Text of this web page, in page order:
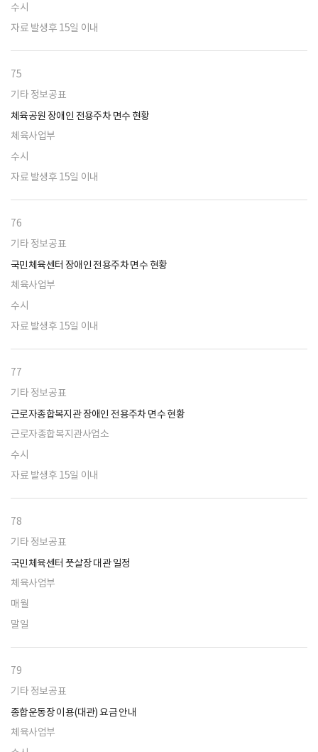
수시
자료 발생후 15일 이내
75
기타 정보공표
체육공원 장애인 전용주차 면수 현황
체육사업부
수시
자료 발생후 15일 이내
76
기타 정보공표
국민체육센터 장애인 전용주차 면수 현황
체육사업부
수시
자료 발생후 15일 이내
77
기타 정보공표
근로자종합복지관 장애인 전용주차 면수 현황
근로자종합복지관사업소
수시
자료 발생후 15일 이내
78
기타 정보공표
국민체육센터 풋살장 대관 일정
체육사업부
매월
말일
79
기타 정보공표
종합운동장 이용(대관) 요금 안내
체육사업부